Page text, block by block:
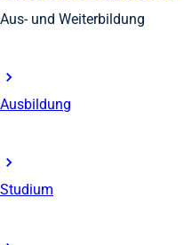
Aus- und Weiterbildung
Ausbildung
Studium